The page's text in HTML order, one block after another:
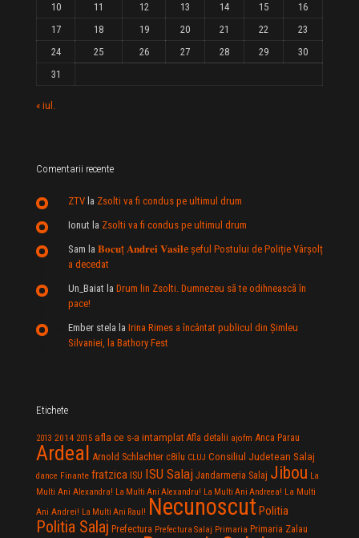
10
11 12 13 14 15
16
17
18 19 20 21 22
23
24
25 26 27 28 29
30
31
« iul.
Comentarii recente
ZTV la Zsolti va fi condus pe ultimul drum
Ionut la Zsolti va fi condus pe ultimul drum
Sam la 𝐁𝐨𝐜𝐮ț 𝐀𝐧𝐝𝐫𝐞𝐢 𝐕𝐚𝐬𝐢𝐥e şeful Postului de Poliție Vârșolț
a decedat
Un_Baiat la Drum lin Zsolti. Dumnezeu sã te odihneascã în
pace!
Ember stela la Irina Rimes a încântat publicul din Şimleu
Silvaniei, la Bathory Fest
Etichete
2013 2014 2015 afla ce s-a intamplat Afla detalii ajofm Anca Parau
Ardeal Arnold Schlachter c8ilu CLUJ Consiliul Judetean Salaj
dance Finante fratzica ISU ISU Salaj Jandarmeria Salaj Jibou La
Multi Ani Alexandra! La Multi Ani Alexandru! La Multi Ani Andreea! La Multi
Ani Andrei! La Multi Ani Raul! Necunoscut Politia
Politia Salaj Prefectura Prefectura Salaj Primaria Primaria Zalau